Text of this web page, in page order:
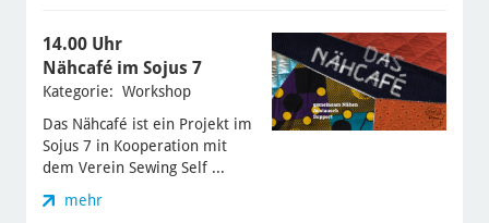
14.00 Uhr
Nähcafé im Sojus 7
Kategorie: Workshop
Das Nähcafé ist ein Projekt im
Sojus 7 in Kooperation mit
dem Verein Sewing Self ...
mehr